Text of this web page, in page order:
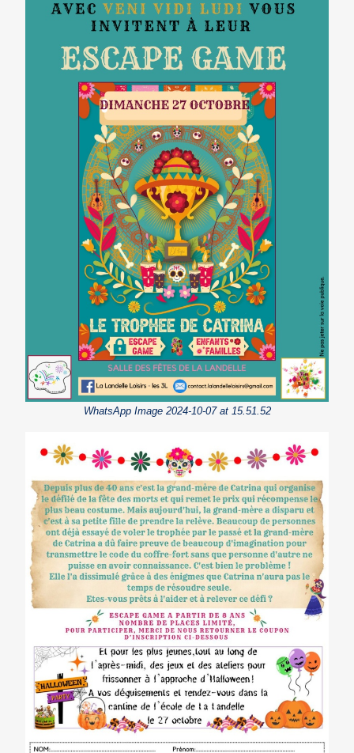
WhatsApp Image 2024-10-07 at 15.51.52